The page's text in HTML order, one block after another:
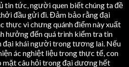
tin tức, người quen biết chúng ta đề
đầu gửi đi. Đảm bảo rằng đại
thực vì chưng quánh điểm này xuất
hưởng đến quá trình kiểm tra tin
đại khái người trong tương lai. Nếu
ác nghiệt liệu trong thực tế, con
mặt câu hỏi trong đại dương hết